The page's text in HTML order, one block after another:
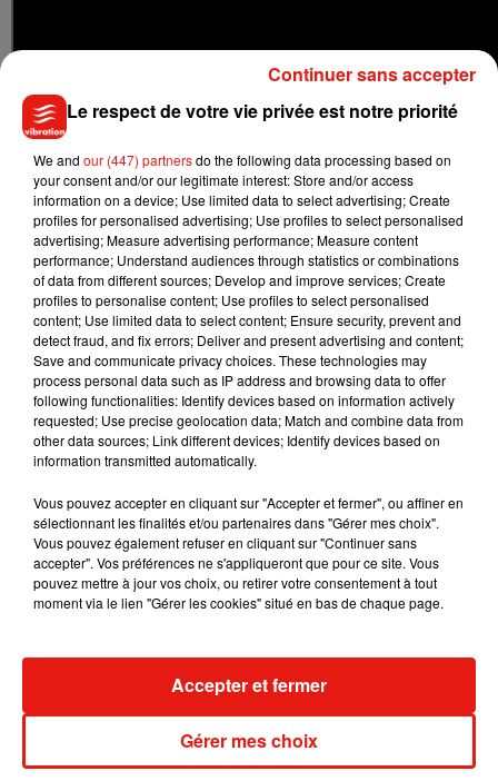
Désormais, après de longues tournées et plusieurs
passages en studio, l’artiste américain né à Palo Alto a le
regard tourné vers l’avenir et devrait revenir prochainement
avec un nouvel album.“Probablement en mars 2019”nous
Musique
dans son nouveau clip
Le respect de votre vie privée est notre priorité
We and our (447) partnersdo the following data processing based on
your consent and/or our legitimate interest: Store and/or access
information on a device; Use limited data to select advertising; Create
profiles for personalised advertising; Use profiles to select personalised
advertising; Measure advertising performance; Measure content
performance; Understand audiences through statistics or combinations
of data from different sources; Develop and improve services; Create
profiles to personalise content; Use profiles to select personalised
content; Use limited data to select content; Ensure security, prevent and
detect fraud, and fix errors; Deliver and present advertising and content;
Save and communicate privacy choices. These technologies may
process personal data such as IP address and browsing data to offer
following functionalities: Identify devices based on information actively
requested; Use precise geolocation data; Match and combine data from
other data sources; Link different devices; Identify devices based on
information transmitted automatically.
Vous pouvez accepter en cliquant sur "Accepter et fermer", ou affiner en
sélectionnant les finalités et/ou partenaires dans "Gérer mes choix".
Vous pouvez également refuser en cliquant sur "Continuer sans
accepter". Vos préférences ne s'appliqueront que pour ce site. Vous
pouvez mettre à jour vos choix, ou retirer votre consentement à tout
moment via le lien "Gérer les cookies" situé en bas de chaque page.
Gérer mes choix
Accepter et fermer
Continuer sans accepter